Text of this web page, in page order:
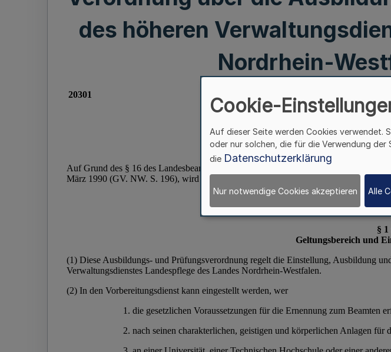
des höheren
Nordrhein-
Cookie-
Auf dieser Seite werden Cookies verwendet.
oder nur solchen, die für die Verwendung
die Datenschutzerklärung
Nur notwendige Cookies akzeptieren Alle